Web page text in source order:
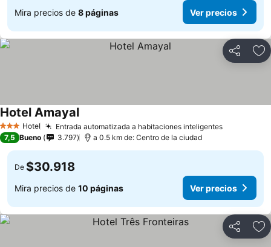
Mira precios de 8 páginas Ver precios
Compartir
3 Estrellas
Hotel Entrada automatizada a habitaciones inteligentes
Hotel Amayal
7,5 Bueno 3.797 a 0.5 km de: Centro de la ciudad
De $30.918
Mira precios de 10 páginas Ver precios
Compartir